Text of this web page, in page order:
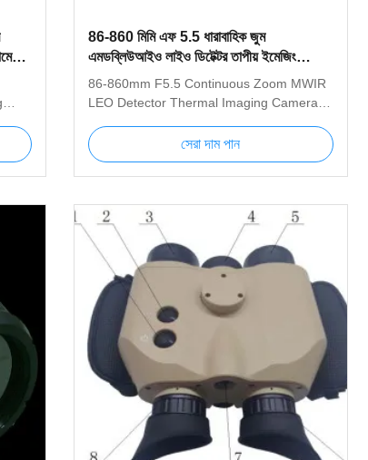
86-860 মিমি এফ 5.5 ধারাবাহিক জুম
এমডব্লিউআইও লাইও ডিটেক্টর তাপীয় ইমেজিং
ক্যামেরা সিস্টেম
86-860mm F5.5 Continuous Zoom MWIR
LEO Detector Thermal Imaging Camera
System is an advanced MWIR cooled
thermal imager used for long-distance
detection. The highly sensitive MWIR
produce very clear image with very high
resolution; the 86mm ～ 860mm
continuous zoom infrared lens used in the
product can effectively distinguish targets
such as people, vehicles and ships in long
distance. Figure1 Thermal
সেরা দাম পান